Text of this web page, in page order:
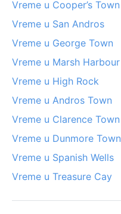
Vreme u Cooper’s Town
Vreme u San Andros
Vreme u George Town
Vreme u Marsh Harbour
Vreme u High Rock
Vreme u Andros Town
Vreme u Clarence Town
Vreme u Dunmore Town
Vreme u Spanish Wells
Vreme u Treasure Cay